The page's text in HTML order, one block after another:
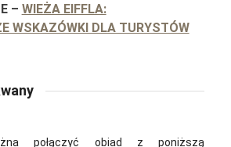
– WIEŻA EIFFLA:
WSKAZÓWKI DLA TURYSTÓW
połączyć obiad z poniższą